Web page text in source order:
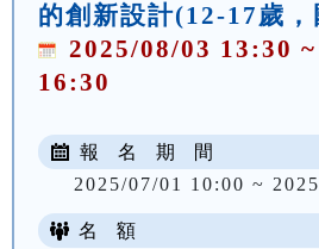
的創新設計(12-17歲
2025/08/03 13:30
16:30
報 名 期 間
2025/07/01 10:00 ~
名 額